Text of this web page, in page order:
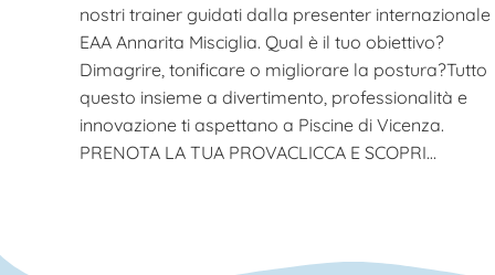
nostri trainer guidati dalla presenter internazionale
EAA Annarita Misciglia. Qual è il tuo obiettivo?
Dimagrire, tonificare o migliorare la postura?Tutto
questo insieme a divertimento, professionalità e
innovazione ti aspettano a Piscine di Vicenza.
PRENOTA LA TUA PROVACLICCA E SCOPRI…